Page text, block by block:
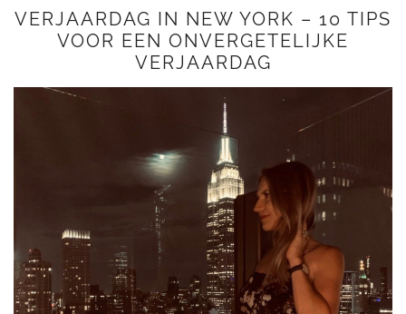
VERJAARDAG IN NEW YORK – 10 TIPS
VOOR EEN ONVERGETELIJKE
VERJAARDAG